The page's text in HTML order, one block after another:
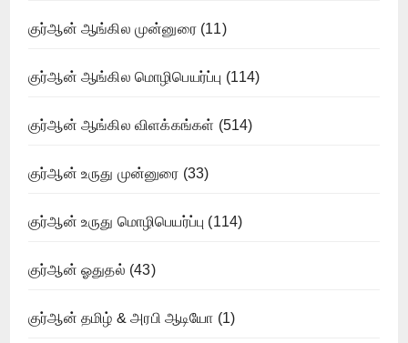
குர்ஆன் ஆங்கில முன்னுரை(11)
குர்ஆன் ஆங்கில மொழிபெயர்ப்பு (114)
குர்ஆன் ஆங்கில விளக்கங்கள் (514)
குர்ஆன் உருது முன்னுரை (33)
குர்ஆன் உருது மொழிபெயர்ப்பு (114)
குர்ஆன் ஓதுதல் (43)
குர்ஆன் தமிழ் & அரபி ஆடியோ (1)